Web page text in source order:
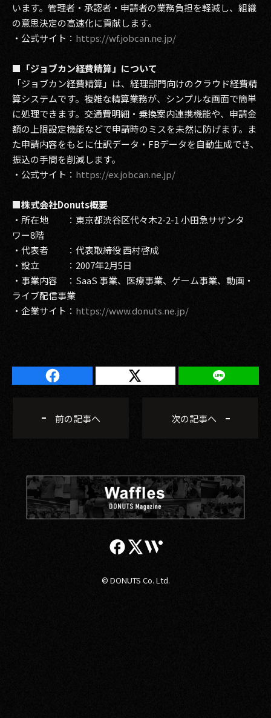
います。管理者・承認者・申請者の業務負担を軽減し、組織
の意思決定の高速化に貢献します。
・公式サイト： https://wf.jobcan.ne.jp/
■「ジョブカン経費精算」について
「ジョブカン経費精算」は、経理部門向けのクラウド経費精
算システムです。複雑な精算業務が、シンプルな画面で簡単
に処理できます。交通費明細・乗換案内連携機能や、申請金
額の上限設定機能などで申請時のミスを未然に防げます。ま
た申請内容をもとに仕訳データ・FBデータを自動生成でき、
振込の手間を削減します。
・公式サイト： https://ex.jobcan.ne.jp/
■株式会社Donuts概要
・所在地 ：東京都渋谷区代々木2-2-1 小田急サザンタ
ワー8階
・代表者 ：代表取締役 西村啓成
・設立 ：2007年2月5日
・事業内容 ：SaaS 事業、医療事業、ゲーム事業、動画・
ライブ配信事業
・企業サイト： https://www.donuts.ne.jp/
前の記事へ 次の記事へ
© DONUTS Co. Ltd.